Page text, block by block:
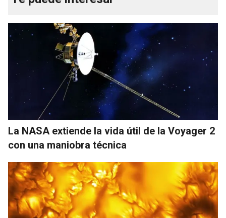
La NASA extiende la vida útil de la Voyager 2
con una maniobra técnica